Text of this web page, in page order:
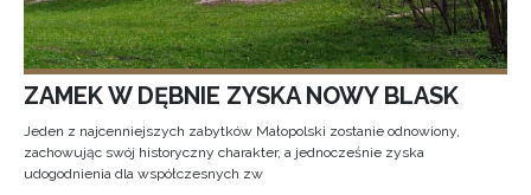
ZAMEK W DĘBNIE ZYSKA NOWY BLASK
Jeden z najcenniejszych zabytków Małopolski zostanie odnowiony,
zachowując swój historyczny charakter, a jednocześnie zyska
udogodnienia dla współczesnych zw